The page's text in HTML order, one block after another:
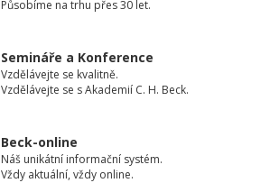
Působíme na trhu přes 30 let.
Semináře a Konference
Vzdělávejte se kvalitně.
Vzdělávejte se s Akademií C. H. Beck.
Beck-online
Náš unikátní informační systém.
Vždy aktuální, vždy online.